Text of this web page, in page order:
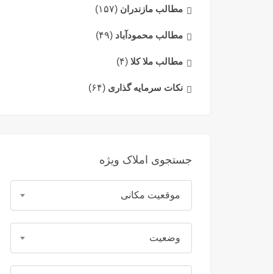
مطالب مازندران (۱۵۷)
مطالب محمودآباد (۴۹)
مطالب ملا کلا (۴)
نکات سرمایه گذاری (۶۴)
جستجوی املاک ویژه
موقعیت مکانی
وضعیت